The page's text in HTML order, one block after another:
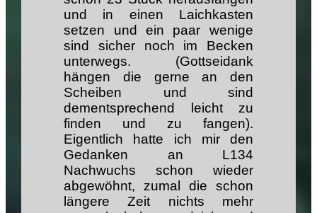
und in einen Laichkasten
setzen und ein paar wenige
sind sicher noch im Becken
unterwegs. (Gottseidank
hängen die gerne an den
Scheiben und sind
dementsprechend leicht zu
finden und zu fangen).
Eigentlich hatte ich mir den
Gedanken an L134
Nachwuchs schon wieder
abgewöhnt, zumal die schon
längere Zeit nichts mehr